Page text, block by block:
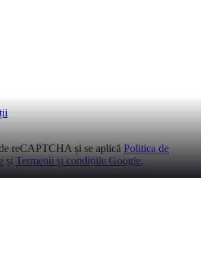
reCAPTCHA și se aplică Politica de
și Termenii și condițiile Google.